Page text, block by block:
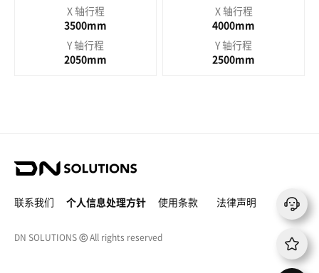
X 轴行程
3500mm
Y 轴行程
2050mm
X 轴行程
4000mm
Y 轴行程
2500mm
D
S
o
u
联系我们 个人信息处理方针 使用条款 法律声明
DN SOLUTIONS ⓒ All rights reserved